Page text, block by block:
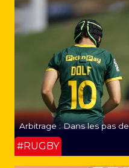
Arbitrage : Dans les pas
#RUGBY